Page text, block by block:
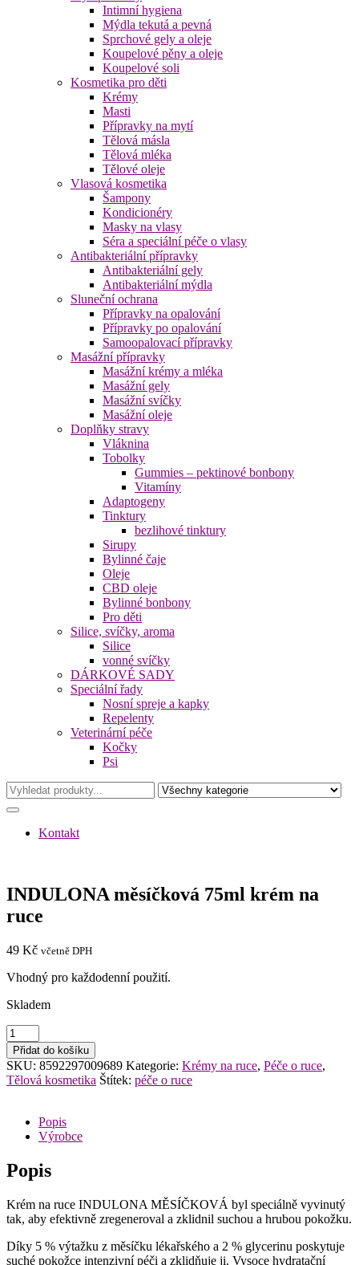
Intimní hygiena
Mýdla tekutá a pevná
Sprchové gely a oleje
Koupelové pěny a oleje
Koupelové soli
Kosmetika pro děti
Krémy
Masti
Přípravky na mytí
Tělová másla
Tělová mléka
Tělové oleje
Vlasová kosmetika
Šampony
Kondicionéry
Masky na vlasy
Séra a speciální péče o vlasy
Antibakteriální přípravky
Antibakteriální gely
Antibakteriální mýdla
Sluneční ochrana
Přípravky na opalování
Přípravky po opalování
Samoopalovací přípravky
Masážní přípravky
Masážní krémy a mléka
Masážní gely
Masážní svíčky
Masážní oleje
Doplňky stravy
Vláknina
Tobolky
Gummies – pektinové bonbony
Vitamíny
Adaptogeny
Tinktury
bezlihové tinktury
Sirupy
Bylinné čaje
Oleje
CBD oleje
Bylinné bonbony
Pro děti
Silice, svíčky, aroma
Silice
vonné svíčky
DÁRKOVÉ SADY
Speciální řady
Nosní spreje a kapky
Repelenty
Veterinární péče
Kočky
Psi
Kontakt
INDULONA měsíčková 75ml krém na
ruce
49 Kč včetně DPH
Vhodný pro každodenní použití.
Skladem
INDULONA
měsíčková
75ml
krém
na
množství
Přidat do košíku
SKU: 8592297009689 Kategorie: Krémy na ruce, Péče o ruce,
Tělová kosmetika Štítek: péče o ruce
Popis
Výrobce
Popis
Krém na ruce INDULONA MĚSÍČKOVÁ byl speciálně vyvinutý
tak, aby efektivně zregeneroval a zklidnil suchou a hrubou pokožku.
Díky 5 % výtažku z měsíčku lékařského a 2 % glycerinu poskytuje
suché pokožce intenzivní péči a zklidňuje ji. Vysoce hydratační